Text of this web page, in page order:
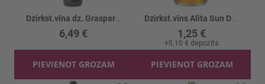
6,49 €
PIEVIENOT GROZAM
1,25 €
+0,10 € depozīts
PIEVIENOT GROZAM